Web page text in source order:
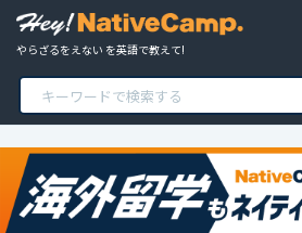
やらざるをえない を英語で教えて!